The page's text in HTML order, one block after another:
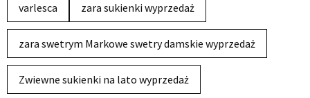
varlesca zara sukienki wyprzedaż
zara swetrym Markowe swetry damskie wyprzedaż
Zwiewne sukienki na lato wyprzedaż